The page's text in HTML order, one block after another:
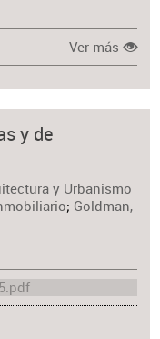
Ver más
y de
y Urbanismo
; Goldman,